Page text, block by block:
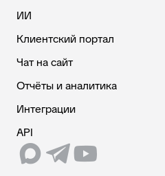
ИИ
Клиентский портал
Чат на сайт
Отчёты и аналитика
Интеграции
API